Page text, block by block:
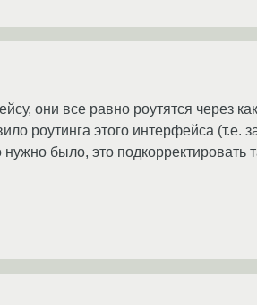
они все равно роутятся через
роутинга этого интерфейса (т.е.
было, это подкорректировать